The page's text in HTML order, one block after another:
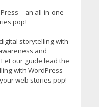
– an all-in-one
pop!
storytelling with
and
our guide lead the
with WordPress –
web stories pop!